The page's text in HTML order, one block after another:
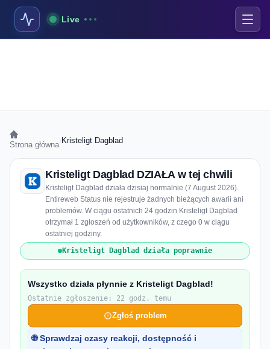
Live
Strona główna Kristeligt Dagblad
Kristeligt Dagblad DZIAŁA w tej chwili
Kristeligt Dagblad działa dzisiaj normalnie (7 August 2026).
Entireweb Status nie rejestruje żadnych bieżących awarii ani
problemów. W ciągu ostatnich 24 godzin Kristeligt Dagblad
otrzymał 1 zgłoszeń od użytkowników, z czego 0 w ciągu
ostatniej godziny.
Kristeligt Dagblad działa poprawnie
Wszystko działa płynnie z Kristeligt Dagblad!
Ostatnie zgłoszenie: 22 godz. temu
Zgłoś problem
🌐 Sprawdzaj czasy reakcji, dostępność i